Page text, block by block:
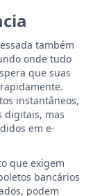
também
onde tudo
que suas
instantâneos,
digitais, mas
em e-
que exigem
bancários
podem